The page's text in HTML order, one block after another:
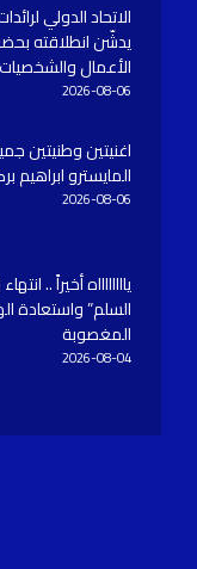
الاتحاد الدولي
يدشّن انطلاقته
الأعمال
2026-08-06
اغنيتين وطنيتين
المايسترو ابراهيم
2026-08-06
يااااااااه أخيراً ..
السلم” واستعادة
المغصوبة
2026-08-04